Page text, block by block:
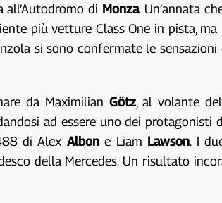
di Monza. Un’annata
più vetture Class One in pista,
si sono confermate le sensazioni
da Maximilian Götz, al volante
ad essere uno dei protagonisti
di Alex Albone Liam Lawson. I
della Mercedes. Un risultato